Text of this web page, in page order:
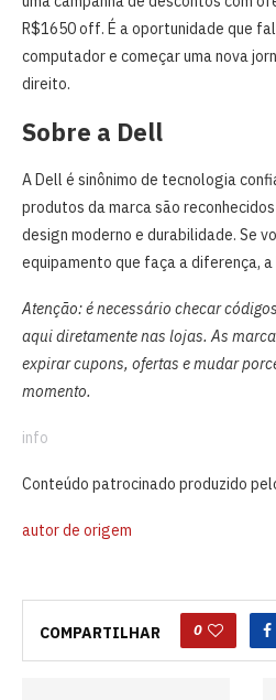
R$1650 off. É a oportunidade que
computador e começar uma nova
direito.
Sobre a Dell
A Dell é sinônimo de tecnologia
produtos da marca são
design moderno e durabilidade. Se
equipamento que faça a diferença,
Atenção: é necessário checar
aqui diretamente nas lojas. As
expirar cupons, ofertas e mudar
momento.
info
Conteúdo patrocinado produzido
autor de origem
COMPARTILHAR 0